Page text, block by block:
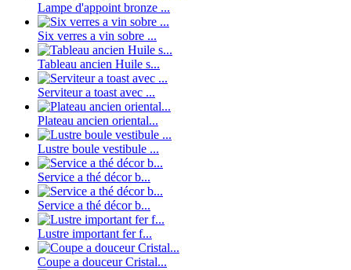
Lampe d'appoint bronze ...
Six verres a vin sobre ...
Tableau ancien Huile s...
Serviteur a toast avec ...
Plateau ancien oriental...
Lustre boule vestibule ...
Service a thé décor b...
Service a thé décor b...
Lustre important fer f...
Coupe a douceur Cristal...